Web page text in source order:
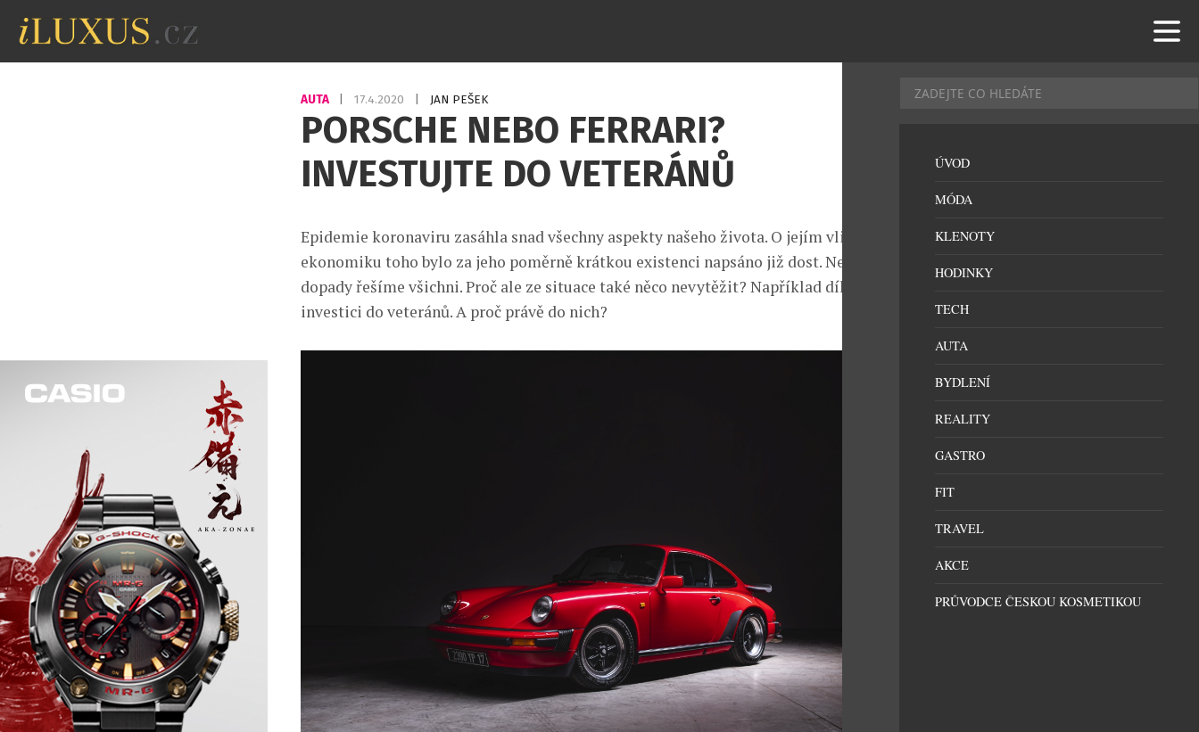
AUTA 17.4.2020 JAN PEŠEK
PORSCHE NEBO FERRARI?
INVESTUJTE DO VETERÁNŮ
Epidemie koronaviru zasáhla snad všechny aspekty našeho života. O jejím vlivu na
ekonomiku toho bylo za jeho poměrně krátkou existenci napsáno již dost. Negativní
dopady řešíme všichni. Proč ale ze situace také něco nevytěžit? Například díky
investici do veteránů. A proč právě do nich?
ÚVOD
MÓDA
KLENOTY
HODINKY
TECH
AUTA
BYDLENÍ
REALITY
GASTRO
FIT
TRAVEL
AKCE
PRŮVODCE ČESKOU KOSMETIKOU